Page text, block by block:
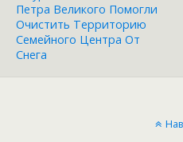
Петра Великого Помогли
Очистить Территорию
Семейного Центра От
Снега